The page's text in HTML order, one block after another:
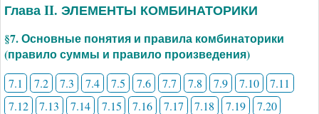
Глава II. ЭЛЕМЕНТЫ КОМБИНАТОРИКИ
§7. Основные понятия и правила комбинаторики
(правило суммы и правило произведения)
7.1 7.2 7.3 7.4 7.5 7.6 7.7 7.8 7.9 7.10
7.11
7.12
7.13 7.14 7.15 7.16 7.17 7.18 7.19 7.20